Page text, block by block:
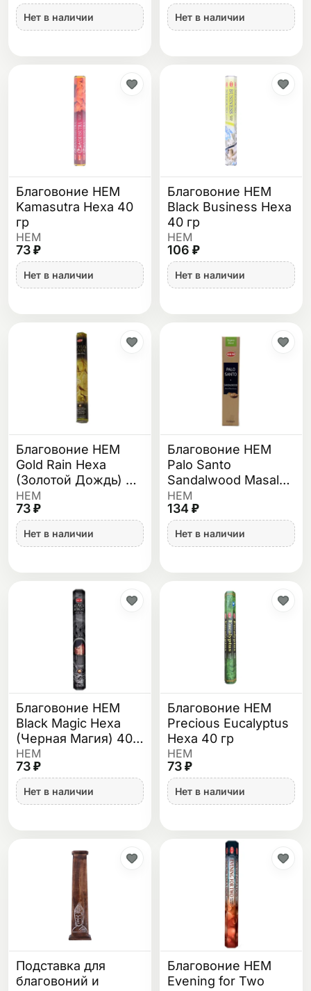
Нет в наличии Нет в наличии
Благовоние HEM
Kamasutra Hexa 40
гр
HEM
73 ₽
Нет в наличии
Благовоние HEM
Black Business Hexa
40 гр
HEM
106 ₽
Нет в наличии
Благовоние HEM
Gold Rain Hexa
(Золотой Дождь) 40
гр
HEM
73 ₽
Нет в наличии
Благовоние HEM
Palo Santo
Sandalwood Masala
(Пало Санто
Сандал) 15 гр
HEM
134 ₽
Нет в наличии
Благовоние HEM
Black Magic Hexa
(Черная Магия) 40
гр
HEM
73 ₽
Нет в наличии
Благовоние HEM
Precious Eucalyptus
Hexa 40 гр
HEM
73 ₽
Нет в наличии
Подставка для
благовоний и
Благовоние HEM
Evening for Two